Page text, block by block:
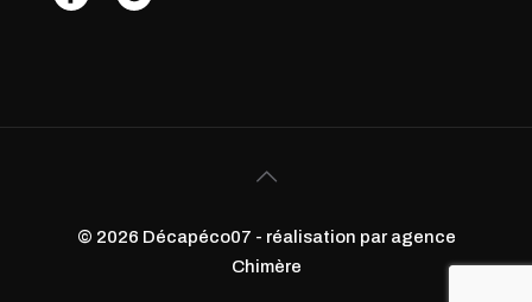
© 2026 Décapéco07 - réalisation par agence
Chimère